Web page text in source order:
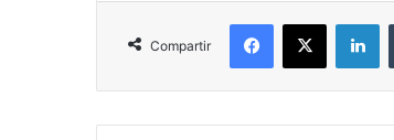
Compartir
Facebook
X